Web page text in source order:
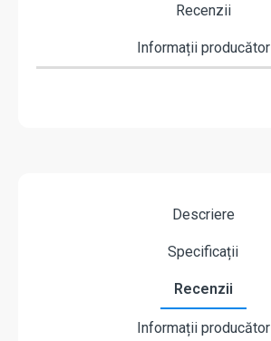
Recenzii
Informații producător
Descriere
Specificații
Recenzii
Informații producător